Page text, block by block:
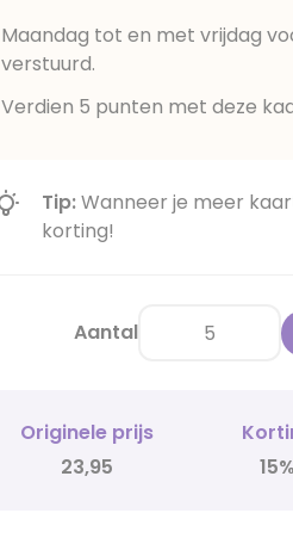
Maandag tot en met vrijdag
verstuurd.
Verdien 5 punten met deze
Tip:Wanneer je meer
korting!
Aantal
Originele prijs
23,95
15%